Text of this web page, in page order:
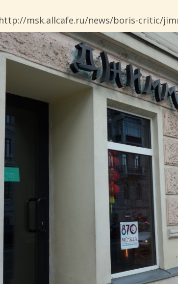
http://msk.allcafe.ru/news/boris-critic/